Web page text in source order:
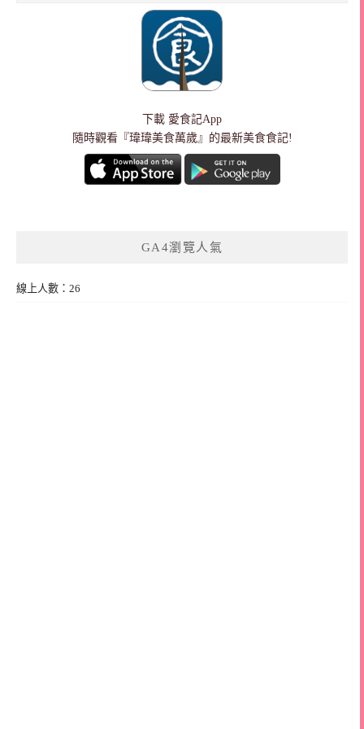
下載 愛食記App
隨時觀看『瑋瑋美食萬歲』的最新美食食記!
GA4瀏覽人氣
線上人數：26